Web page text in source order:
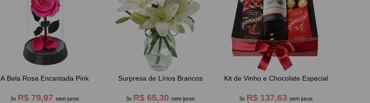
A Bela Rosa Encantada Pink
3x R$ 79,97 sem juros
Surpresa de Lírios Brancos
3x R$ 65,30 sem juros
Kit de Vinho e Chocolate Especial
3x R$ 137,63 sem juros